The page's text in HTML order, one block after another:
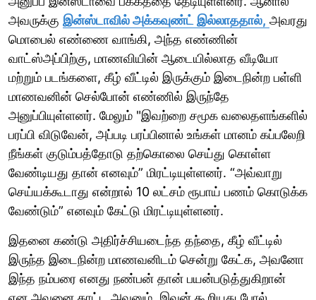
அவருக்கு இன்ஸ்டாவில் அக்கவுண்ட் இல்லாததால், அவரது
மொபைல் எண்ணை வாங்கி, அந்த எண்ணின்
வாட்ஸ்அப்பிற்கு, மாணவியின் ஆடையில்லாத வீடியோ
மற்றும் படங்களை, கீழ் வீட்டில் இருக்கும் இடைநின்ற பள்ளி
மாணவனின் செல்போன் எண்ணில் இருந்தே
அனுப்பியுள்ளனர். மேலும் "இவற்றை சமூக வலைதளங்களில்
பரப்பி விடுவேன், அப்படி பரப்பினால் உங்கள் மானம் கப்பலேறி
நீங்கள் குடும்பத்தோடு தற்கொலை செய்து கொள்ள
வேண்டியது தான் எனவும்” மிரட்டியுள்ளனர். “அவ்வாறு
செய்யக்கூடாது என்றால் 10 லட்சம் ரூபாய் பணம் கொடுக்க
வேண்டும்” எனவும் கேட்டு மிரட்டியுள்ளனர்.
இதனை கண்டு அதிர்ச்சியடைந்த தந்தை, கீழ் வீட்டில்
இருந்த இடைநின்ற மாணவனிடம் சென்று கேட்க, அவனோ
இந்த நம்பரை எனது நண்பன் தான் பயன்படுத்துகிறான்